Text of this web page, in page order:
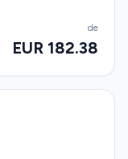
de
EUR 182.38